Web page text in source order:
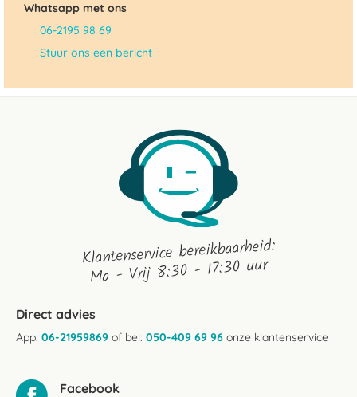
Whatsapp met ons
06-2195 98 69
Stuur ons een bericht
Klantenservice bereikbaarheid:
Ma - Vrij 8:30 - 17:30 uur
Direct advies
App: 06-21959869 of bel: 050-409 69 96 onze klantenservice
Facebook